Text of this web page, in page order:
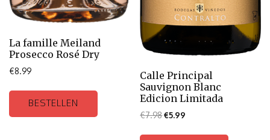
La famille Meiland
Prosecco Rosé Dry
€8.99
BESTELLEN
Calle Principal
Sauvignon Blanc
Edicion Limitada
€7.98€5.99